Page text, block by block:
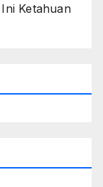
Ketahuan